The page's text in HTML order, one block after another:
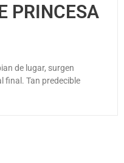
PRINCESA
de lugar, surgen
final. Tan predecible